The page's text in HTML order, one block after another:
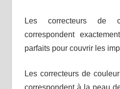
Les correcteurs de
correspondent
parfaits pour couvrir les
Les correcteurs de
correspondent à la peau